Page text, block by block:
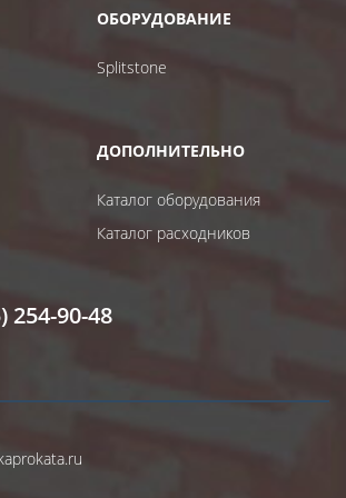
ОБОРУДОВАНИЕ
Splitstone
ДОПОЛНИТЕЛЬНО
Каталог оборудования
Каталог расходников
254-90-48